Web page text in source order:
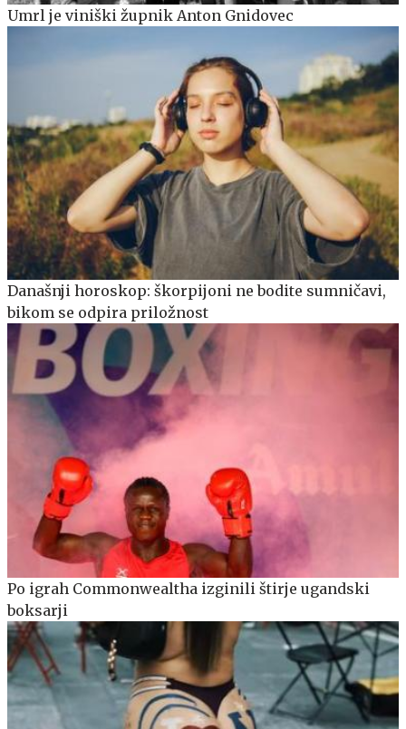
Umrl je viniški župnik Anton Gnidovec
Današnji horoskop: škorpijoni ne bodite sumničavi,
bikom se odpira priložnost
Po igrah Commonwealtha izginili štirje ugandski
boksarji